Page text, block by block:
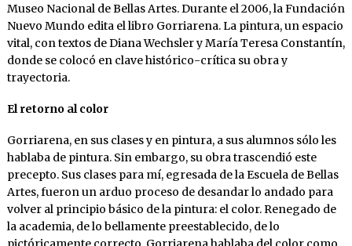
Museo Nacional de Bellas Artes. Durante el 2006, la Fundación
Nuevo Mundo edita el libro Gorriarena. La pintura, un espacio
vital, con textos de Diana Wechsler y María Teresa Constantín,
donde se colocó en clave histórico-crítica su obra y
trayectoria.
El retorno al color
Gorriarena, en sus clases y en pintura, a sus alumnos sólo les
hablaba de pintura. Sin embargo, su obra trascendió este
precepto. Sus clases para mí, egresada de la Escuela de Bellas
Artes, fueron un arduo proceso de desandar lo andado para
volver al principio básico de la pintura: el color. Renegado de
la academia, de lo bellamente preestablecido, de lo